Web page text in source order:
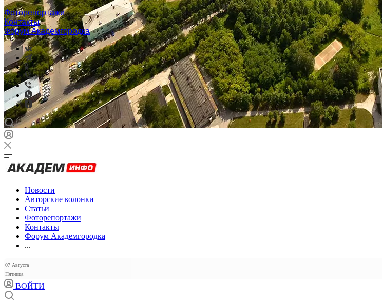
Фоторепортажи
Контакты
Форум Академгородка
Новости
Авторские колонки
Статьи
Фоторепортажи
Контакты
Форум Академгородка
...
07 Августа
Пятница
ВОЙТИ